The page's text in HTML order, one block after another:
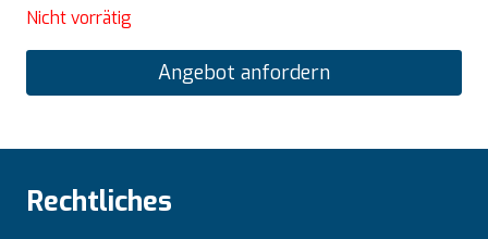
Nicht vorrätig
Angebot anfordern
Rechtliches